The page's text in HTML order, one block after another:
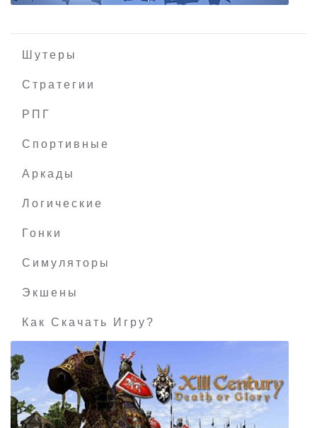
Шутеры
Стратегии
РПГ
Спортивные
Аркады
Логические
Гонки
Симуляторы
Экшены
Как Скачать Игру?